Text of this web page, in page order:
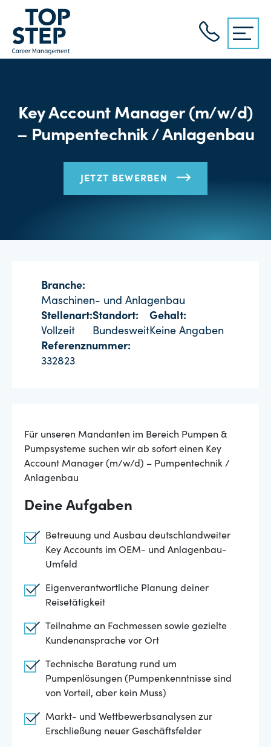
Key Account Manager (m/w/d)
– Pumpentechnik / Anlagenbau
JETZT BEWERBEN
Branche:
Maschinen- und Anlagenbau
Stellenart:
Vollzeit
Standort:
Bundesweit
Gehalt:
Keine Angaben
Referenznummer:
332823
Für unseren Mandanten im Bereich Pumpen &
Pumpsysteme suchen wir ab sofort einen Key
Account Manager (m/w/d) – Pumpentechnik /
Anlagenbau
Deine Aufgaben
Betreuung und Ausbau deutschlandweiter
Key Accounts im OEM- und Anlagenbau-
Umfeld
Eigenverantwortliche Planung deiner
Reisetätigkeit
Teilnahme an Fachmessen sowie gezielte
Kundenansprache vor Ort
Technische Beratung rund um
Pumpenlösungen (Pumpenkenntnisse sind
von Vorteil, aber kein Muss)
Markt- und Wettbewerbsanalysen zur
Erschließung neuer Geschäftsfelder